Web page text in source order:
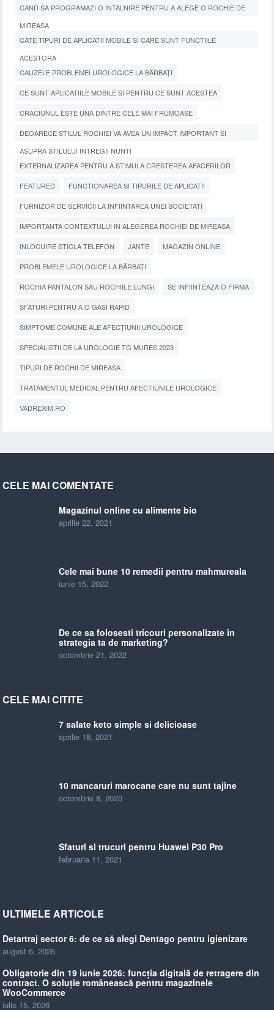
CAND SA PROGRAMAZI O INTALNIRE PENTRU A ALEGE O ROCHIE DE
MIREASA
CATE TIPURI DE APLICATII MOBILE SI CARE SUNT FUNCTIILE
ACESTORA
CAUZELE PROBLEMEI UROLOGICE LA BĂRBAȚI
CE SUNT APLICATIILE MOBILE SI PENTRU CE SUNT ACESTEA
CRACIUNUL ESTE UNA DINTRE CELE MAI FRUMOASE
DEOARECE STILUL ROCHIEI VA AVEA UN IMPACT IMPORTANT SI
ASUPRA STILULUI INTREGII NUNTI
EXTERNALIZAREA PENTRU A STIMULA CRESTEREA AFACERILOR
FEATURED FUNCTIONAREA SI TIPURILE DE APLICATII
FURNIZOR DE SERVICII LA INFIINTAREA UNEI SOCIETATI
IMPORTANTA CONTEXTULUI IN ALEGEREA ROCHIEI DE MIREASA
INLOCUIRE STICLA TELEFON JANTE MAGAZIN ONLINE
PROBLEMELE UROLOGICE LA BĂRBAȚI
ROCHIA PANTALON SAU ROCHIILE LUNGI SE INFIINTEAZA O FIRMA
SFATURI PENTRU A O GASI RAPID
SIMPTOME COMUNE ALE AFECȚIUNII UROLOGICE
SPECIALISTII DE LA UROLOGIE TG MURES 2023
TIPURI DE ROCHII DE MIREASA
TRATAMENTUL MEDICAL PENTRU AFECTIUNILE UROLOGICE
VADREXIM.RO
CELE MAI COMENTATE
Magazinul online cu alimente bio
aprilie 22, 2021
Cele mai bune 10 remedii pentru mahmureala
iunie 15, 2022
De ce sa folosesti tricouri personalizate in
strategia ta de marketing?
octombrie 21, 2022
CELE MAI CITITE
7 salate keto simple si delicioase
aprilie 18, 2021
10 mancaruri marocane care nu sunt tajine
octombrie 8, 2020
Sfaturi si trucuri pentru Huawei P30 Pro
februarie 11, 2021
ULTIMELE ARTICOLE
Detartraj sector 6: de ce să alegi Dentago pentru igienizare
august 6, 2026
Obligatorie din 19 iunie 2026: funcția digitală de retragere din
contract. O soluție românească pentru magazinele
WooCommerce
iulie 15, 2026